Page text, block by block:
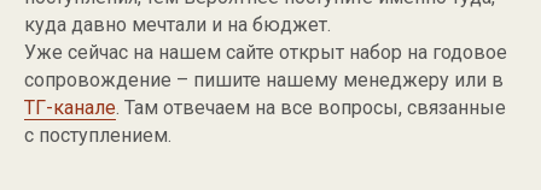
куда давно мечтали и на бюджет.
Уже сейчас на нашем сайте открыт набор на годовое
сопровождение – пишите нашему менеджеру или в
ТГ-канале . Там отвечаем на все вопросы, связанные
с поступлением.